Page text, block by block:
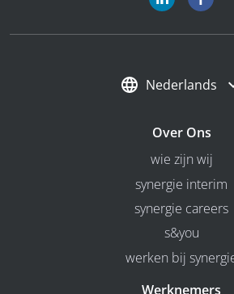
Nederlands
Over Ons
wie zijn wij
synergie interim
synergie careers
s&you
werken bij
Werknemers